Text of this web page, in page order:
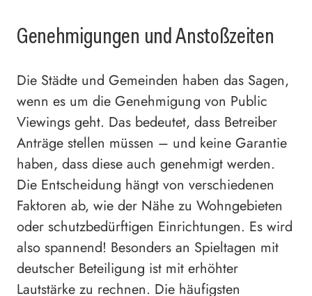
Genehmigungen und Anstoßzeiten
Die Städte und Gemeinden haben das Sagen,
wenn es um die Genehmigung von Public
Viewings geht. Das bedeutet, dass Betreiber
Anträge stellen müssen – und keine Garantie
haben, dass diese auch genehmigt werden.
Die Entscheidung hängt von verschiedenen
Faktoren ab, wie der Nähe zu Wohngebieten
oder schutzbedürftigen Einrichtungen. Es wird
also spannend! Besonders an Spieltagen mit
deutscher Beteiligung ist mit erhöhter
Lautstärke zu rechnen. Die häufigsten